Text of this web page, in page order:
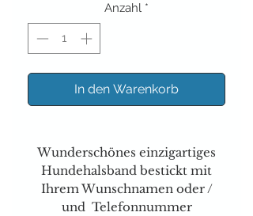
Anzahl *
In den Warenkorb
Wunderschönes einzigartiges
Hundehalsband bestickt mit
Ihrem Wunschnamen oder /
und Telefonnummer